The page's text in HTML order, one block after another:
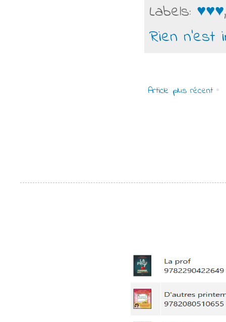
Labels: ♥♥♥
Rien n'est
Article plus récent